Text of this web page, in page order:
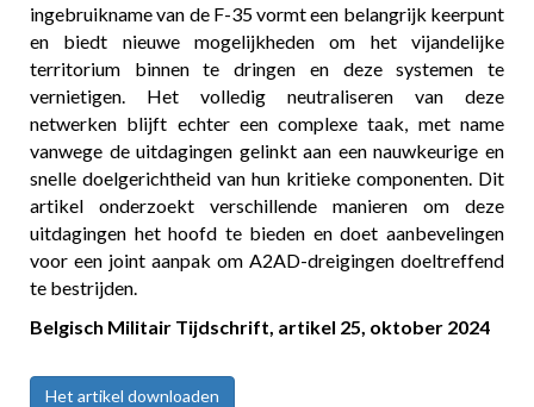
ingebruikname van de F-35 vormt een belangrijk keerpunt
en biedt nieuwe mogelijkheden om het vijandelijke
territorium binnen te dringen en deze systemen te
vernietigen. Het volledig neutraliseren van deze
netwerken blijft echter een complexe taak, met name
vanwege de uitdagingen gelinkt aan een nauwkeurige en
snelle doelgerichtheid van hun kritieke componenten. Dit
artikel onderzoekt verschillende manieren om deze
uitdagingen het hoofd te bieden en doet aanbevelingen
voor een joint aanpak om A2AD-dreigingen doeltreffend
te bestrijden.
Belgisch Militair Tijdschrift, artikel 25, oktober 2024
Het artikel downloaden